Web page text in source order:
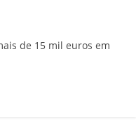
de 15 mil euros em